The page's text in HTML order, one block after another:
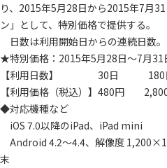
り、2015年5月28日から2015年7月
ン」として、特別価格で提供する。
日数は利用開始日からの連続日数。
★特別価格：2015年5月28日～7月31
【利用日数】 30日
【利用価格（税込）】480円
◆対応機種など
iOS 7.0以降のiPad、iPad mini
Android 4.2～4.4、解像度
末